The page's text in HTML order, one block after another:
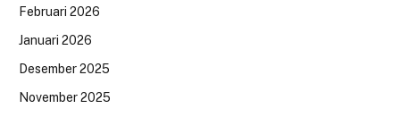
Februari 2026
Januari 2026
Desember 2025
November 2025